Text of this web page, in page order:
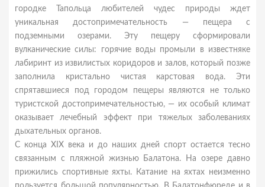
городке Тапольца любителей чудес природы ждет
уникальная достопримечательность — пещера с
подземными озерами. Эту пещеру сформировали
вулканические силы: горячие воды промыли в известняке
лабиринт из извилистых коридоров и залов, который позже
заполнила кристально чистая карстовая вода. Эти
спрятавшиеся под городом пещеры являются не только
туристской достопримечательностью, — их особый климат
оказывает лечебный эффект при тяжелых заболеваниях
дыхательных органов.
С конца XIX века и до наших дней спорт остается тесно
связанным с пляжной жизнью Балатона. На озере давно
прижились спортивные яхты. Катание на яхтах неизменно